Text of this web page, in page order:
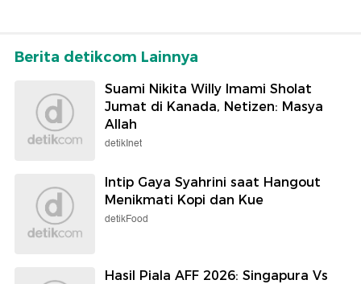
Berita detikcom Lainnya
Suami Nikita Willy Imami Sholat
Jumat di Kanada, Netizen: Masya
Allah
detikInet
Intip Gaya Syahrini saat Hangout
Menikmati Kopi dan Kue
detikFood
Hasil Piala AFF 2026: Singapura Vs